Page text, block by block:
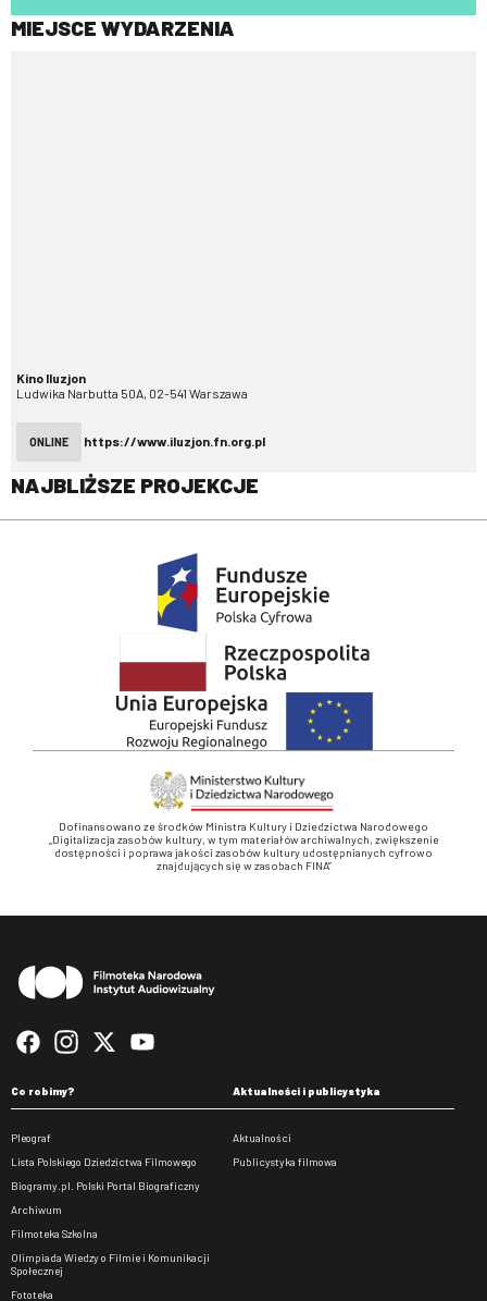
MIEJSCE WYDARZENIA
Kino Iluzjon
Ludwika Narbutta 50A, 02-541 Warszawa
ONLINE https://www.iluzjon.fn.org.pl
NAJBLIŻSZE PROJEKCJE
Dofinansowano ze środków Ministra Kultury i Dziedzictwa Narodowego
„Digitalizacja zasobów kultury, w tym materiałów archiwalnych, zwiększenie
dostępności i poprawa jakości zasobów kultury udostępnianych cyfrowo
znajdujących się w zasobach FINA”
Co robimy?
Pleograf
Lista Polskiego Dziedzictwa Filmowego
Biogramy.pl. Polski Portal Biograficzny
Archiwum
Filmoteka Szkolna
Olimpiada Wiedzy o Filmie i Komunikacji
Społecznej
Fototeka
Aktualności i publicystyka
Aktualności
Publicystyka filmowa